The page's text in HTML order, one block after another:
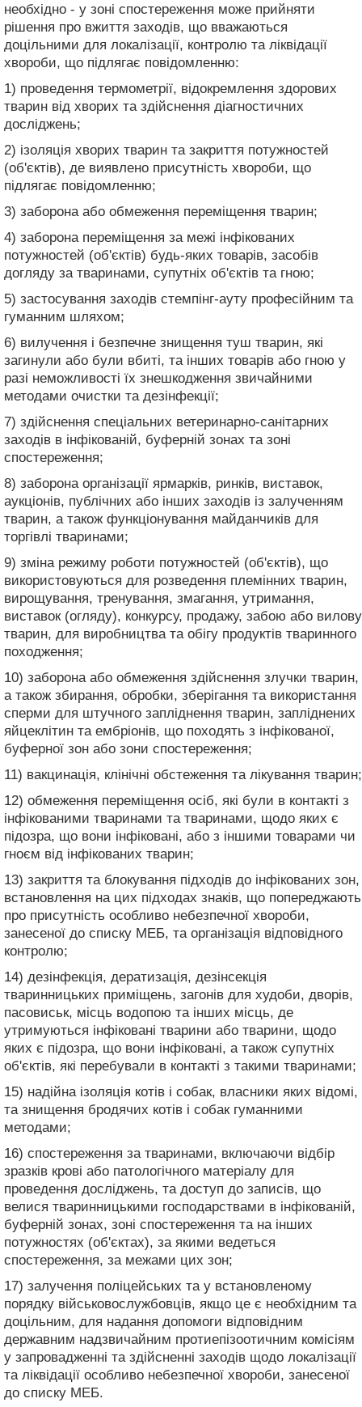
необхідно - у зоні спостереження може прийняти
рішення про вжиття заходів, що вважаються
доцільними для локалізації, контролю та ліквідації
хвороби, що підлягає повідомленню:
1) проведення термометрії, відокремлення здорових
тварин від хворих та здійснення діагностичних
досліджень;
2) ізоляція хворих тварин та закриття потужностей
(об'єктів), де виявлено присутність хвороби, що
підлягає повідомленню;
3) заборона або обмеження переміщення тварин;
4) заборона переміщення за межі інфікованих
потужностей (об'єктів) будь-яких товарів, засобів
догляду за тваринами, супутніх об'єктів та гною;
5) застосування заходів стемпінг-ауту професійним та
гуманним шляхом;
6) вилучення і безпечне знищення туш тварин, які
загинули або були вбиті, та інших товарів або гною у
разі неможливості їх знешкодження звичайними
методами очистки та дезінфекції;
7) здійснення спеціальних ветеринарно-санітарних
заходів в інфікованій, буферній зонах та зоні
спостереження;
8) заборона організації ярмарків, ринків, виставок,
аукціонів, публічних або інших заходів із залученням
тварин, а також функціонування майданчиків для
торгівлі тваринами;
9) зміна режиму роботи потужностей (об'єктів), що
використовуються для розведення племінних тварин,
вирощування, тренування, змагання, утримання,
виставок (огляду), конкурсу, продажу, забою або вилову
тварин, для виробництва та обігу продуктів тваринного
походження;
10) заборона або обмеження здійснення злучки тварин,
а також збирання, обробки, зберігання та використання
сперми для штучного запліднення тварин, запліднених
яйцеклітин та ембріонів, що походять з інфікованої,
буферної зон або зони спостереження;
11) вакцинація, клінічні обстеження та лікування тварин;
12) обмеження переміщення осіб, які були в контакті з
інфікованими тваринами та тваринами, щодо яких є
підозра, що вони інфіковані, або з іншими товарами чи
гноєм від інфікованих тварин;
13) закриття та блокування підходів до інфікованих зон,
встановлення на цих підходах знаків, що попереджають
про присутність особливо небезпечної хвороби,
занесеної до списку МЕБ, та організація відповідного
контролю;
14) дезінфекція, дератизація, дезінсекція
тваринницьких приміщень, загонів для худоби, дворів,
пасовиськ, місць водопою та інших місць, де
утримуються інфіковані тварини або тварини, щодо
яких є підозра, що вони інфіковані, а також супутніх
об'єктів, які перебували в контакті з такими тваринами;
15) надійна ізоляція котів і собак, власники яких відомі,
та знищення бродячих котів і собак гуманними
методами;
16) спостереження за тваринами, включаючи відбір
зразків крові або патологічного матеріалу для
проведення досліджень, та доступ до записів, що
велися тваринницькими господарствами в інфікованій,
буферній зонах, зоні спостереження та на інших
потужностях (об'єктах), за якими ведеться
спостереження, за межами цих зон;
17) залучення поліцейських та у встановленому
порядку військовослужбовців, якщо це є необхідним та
доцільним, для надання допомоги відповідним
державним надзвичайним протиепізоотичним комісіям
у запровадженні та здійсненні заходів щодо локалізації
та ліквідації особливо небезпечної хвороби, занесеної
до списку МЕБ.